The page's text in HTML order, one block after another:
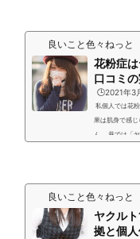
良いこと色々ねっと
花粉症
口コミ
🕒️2021年3
私個人では花
果は肌身で感
ん。 巷では「
口コミは？ 以
良いこと色々ねっと
ヤクル
拠と個